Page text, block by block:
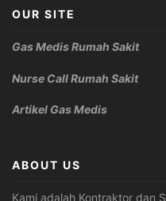
OUR SITE
Gas Medis Rumah Sakit
Nurse Call Rumah Sakit
Artikel Gas Medis
ABOUT US
Kami adalah Kontraktor dan